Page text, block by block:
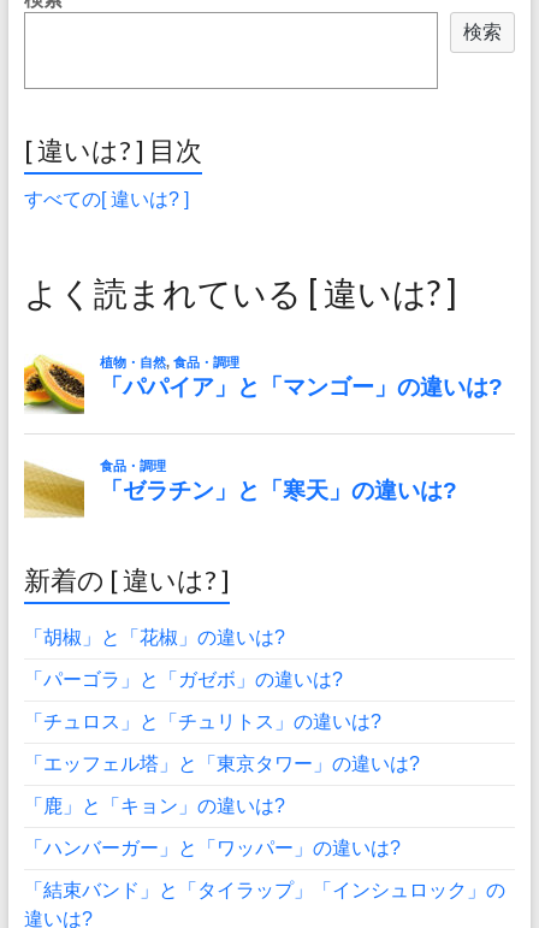
検索
[ 違いは? ] 目次
すべての[ 違いは? ]
よく読まれている [ 違いは? ]
新着の [ 違いは? ]
「胡椒」と「花椒」の違いは?
「パーゴラ」と「ガゼボ」の違いは?
「チュロス」と「チュリトス」の違いは?
「エッフェル塔」と「東京タワー」の違いは?
「鹿」と「キョン」の違いは?
「ハンバーガー」と「ワッパー」の違いは?
「結束バンド」と「タイラップ」「インシュロック」の
違いは?